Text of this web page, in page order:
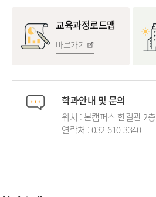
교육과정로드맵
바로가기
학과안내 및 문의
위치 : 본캠퍼스 한길관 2층
연락처 :032-610-3340